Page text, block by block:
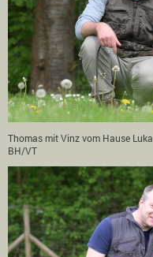
Thomas mit Vinz vom Hause Luka
BH/VT